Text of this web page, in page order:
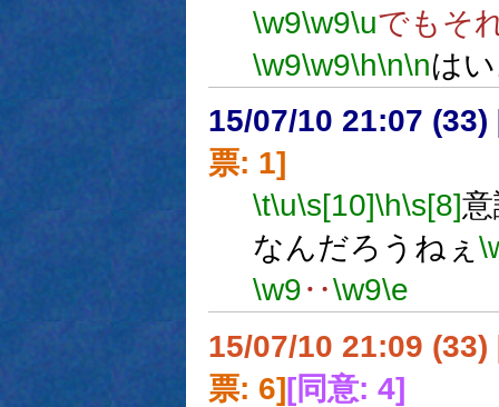
\w9\w9\uでもそ
\w9\w9\h\n\nは
15/07/10 21:07 (33)
票: 1]
\t\u\s[10]\h\s[8]
なんだろうねぇ
\w9‥\w9\e
15/07/10 21:09 (33)
票: 6][同意: 4]